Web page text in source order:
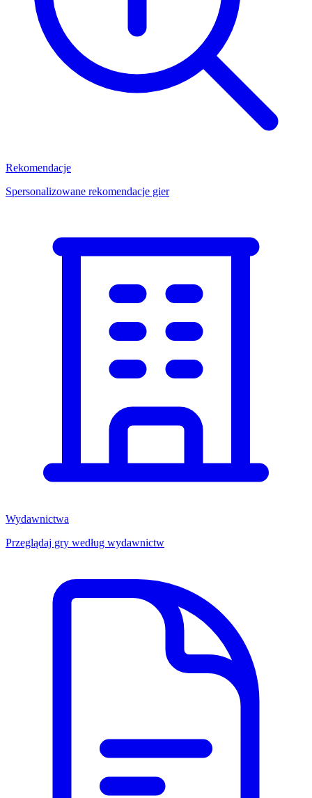
Rekomendacje
Spersonalizowane rekomendacje gier
Wydawnictwa
Przeglądaj gry według wydawnictw